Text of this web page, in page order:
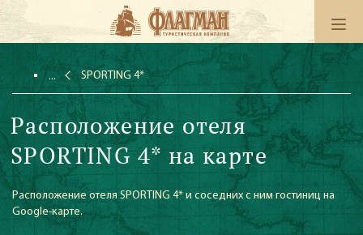
SPORTING 4*
Расположение отеля
SPORTING 4* на карте
Расположение отеля SPORTING 4* и соседних с ним гостиниц на
Google-карте.